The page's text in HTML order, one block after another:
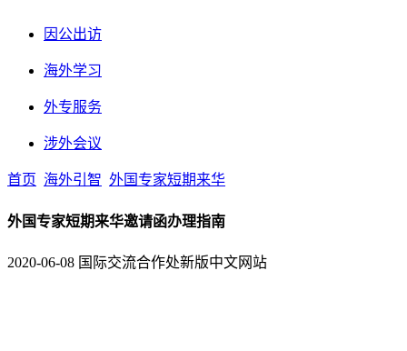
因公出访
海外学习
外专服务
涉外会议
首页 海外引智 外国专家短期来华
外国专家短期来华邀请函办理指南
2020-06-08 国际交流合作处新版中文网站